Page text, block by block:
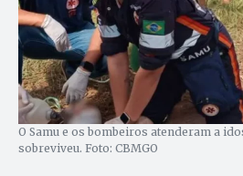
O Samu e os bombeiros atenderam a
sobreviveu. Foto: CBMGO